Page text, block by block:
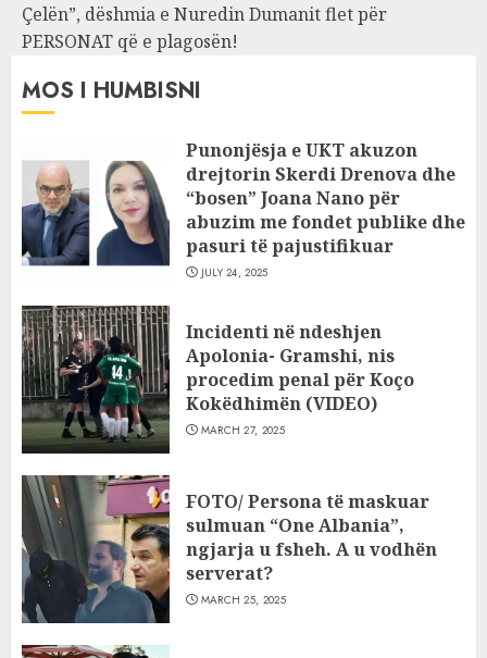
Çelën”, dëshmia e Nuredin Dumanit flet për
PERSONAT që e plagosën!
MOS I HUMBISNI
Punonjësja e UKT akuzon
drejtorin Skerdi Drenova dhe
“bosen” Joana Nano për
abuzim me fondet publike dhe
pasuri të pajustifikuar
JULY 24, 2025
Incidenti në ndeshjen
Apolonia- Gramshi, nis
procedim penal për Koço
Kokëdhimën (VIDEO)
MARCH 27, 2025
FOTO/ Persona të maskuar
sulmuan “One Albania”,
ngjarja u fsheh. A u vodhën
serverat?
MARCH 25, 2025